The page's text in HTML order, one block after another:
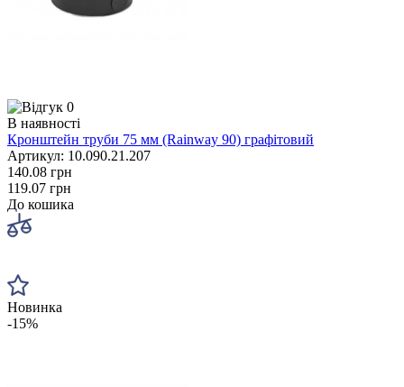
0
В наявності
Кронштейн труби 75 мм (Rainway 90) графітовий
Артикул: 10.090.21.207
140.08 грн
119.07 грн
До кошика
Новинка
-15%